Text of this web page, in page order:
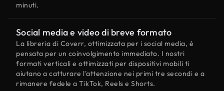
minuti.
Social media e video di breve formato
La libreria di Coverr, ottimizzata per i social media, è
pensata per un coinvolgimento immediato. I nostri
formati verticali e ottimizzati per dispositivi mobili ti
aiutano a catturare l'attenzione nei primi tre secondi e a
rimanere fedele a TikTok, Reels e Shorts.